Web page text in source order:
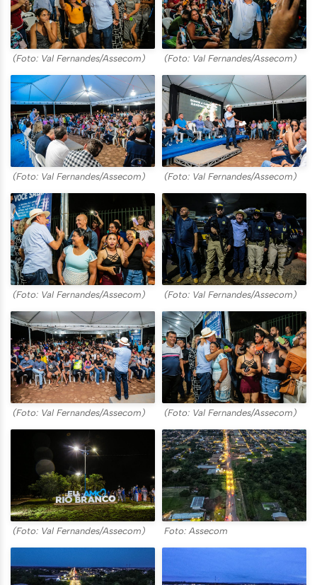
(Foto: Val Fernandes/Assecom) (Foto: Val Fernandes/Assecom)
(Foto: Val Fernandes/Assecom) (Foto: Val Fernandes/Assecom)
(Foto: Val Fernandes/Assecom) (Foto: Val Fernandes/Assecom)
(Foto: Val Fernandes/Assecom) (Foto: Val Fernandes/Assecom)
(Foto: Val Fernandes/Assecom) Foto: Assecom